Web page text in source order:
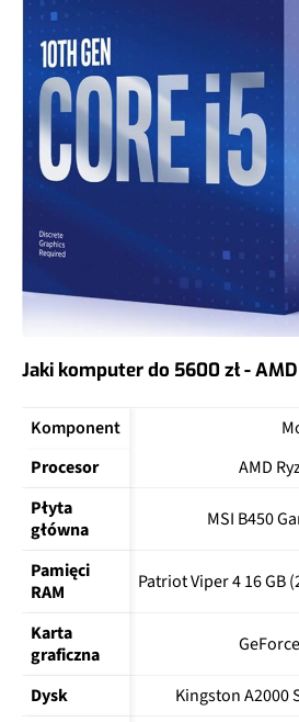
Jaki komputer do 5600 zł - AMD
Komponent
Procesor
AMD
Płyta
główna
MSI B450
Pamięci
RAM
Patriot Viper 4 16 GB
Karta
graficzna
Dysk
Kingston A2000